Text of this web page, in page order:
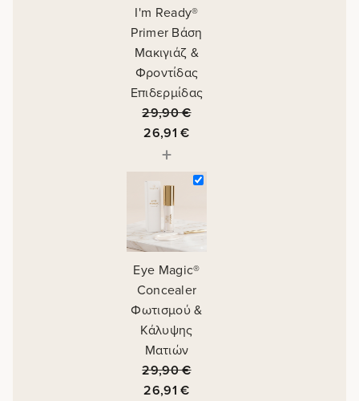
I'm Ready®
Primer Βάση
Μακιγιάζ &
Φροντίδας
Επιδερμίδας
29,90€
26,91€
+
Eye Magic®
Concealer
Φωτισμού &
Κάλυψης
Ματιών
29,90€
26,91€